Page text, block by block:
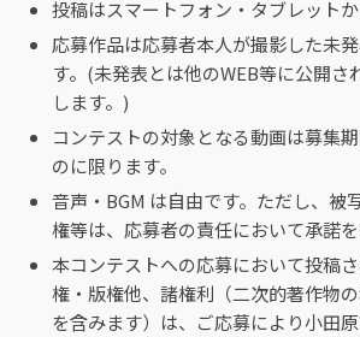
投稿はスマートフォン・タブレットか
応募作品は応募者本人が撮影した未
す。(未発表とは他のWEB等に公開さ
します。)
コンテストの対象となる動画は募集
のに限ります。
音声・BGM は自由です。ただし、被
権等は、応募者の責任において承諾を
本コンテストへの応募において投稿
権・版権他、諸権利（二次的著作物
を含みます）は、ご応募により小田